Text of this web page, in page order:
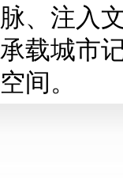
脉、注入
承载城市
空间。